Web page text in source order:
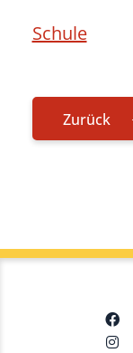
Schule
Zurück